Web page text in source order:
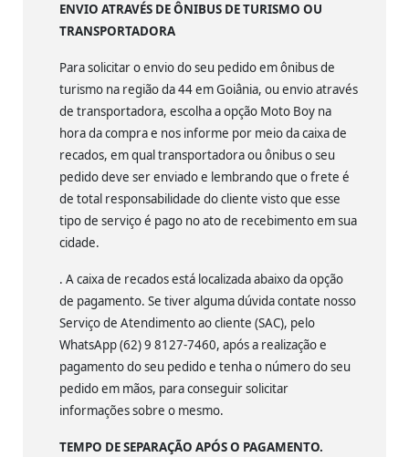
ENVIO ATRAVÉS DE ÔNIBUS DE TURISMO OU
TRANSPORTADORA
Para solicitar o envio do seu pedido em ônibus de
turismo na região da 44 em Goiânia, ou envio através
de transportadora, escolha a opção Moto Boy na
hora da compra e nos informe por meio da caixa de
recados, em qual transportadora ou ônibus o seu
pedido deve ser enviado e lembrando que o frete é
de total responsabilidade do cliente visto que esse
tipo de serviço é pago no ato de recebimento em sua
cidade.
. A caixa de recados está localizada abaixo da opção
de pagamento. Se tiver alguma dúvida contate nosso
Serviço de Atendimento ao cliente (SAC), pelo
WhatsApp (62) 9 8127-7460, após a realização e
pagamento do seu pedido e tenha o número do seu
pedido em mãos, para conseguir solicitar
informações sobre o mesmo.
TEMPO DE SEPARAÇÃO APÓS O PAGAMENTO.